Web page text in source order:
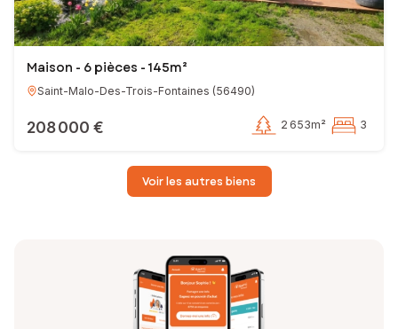
Maison - 6 pièces - 145m²
Saint-Malo-Des-Trois-Fontaines (56490)
208 000 € 2 653m² 3
Voir les autres biens